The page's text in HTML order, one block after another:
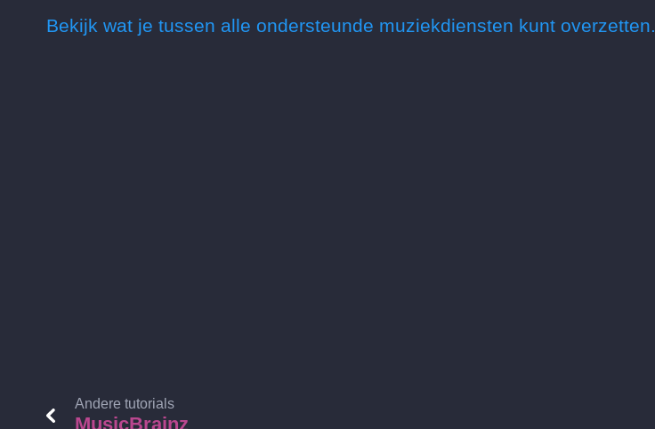
Bekijk wat je tussen alle ondersteunde muziekdiensten kunt overzetten.
Andere tutorials
MusicBrainz